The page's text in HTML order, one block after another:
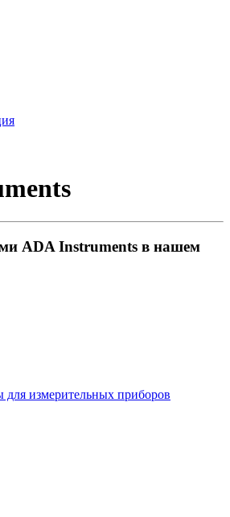
ADA Instruments в нашем
измерительных приборов